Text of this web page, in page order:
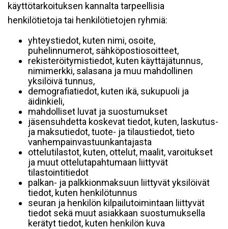
käyttötarkoituksen kannalta tarpeellisia
henkilötietoja tai henkilötietojen ryhmiä:
yhteystiedot, kuten nimi, osoite,
puhelinnumerot, sähköpostiosoitteet,
rekisteröitymistiedot, kuten käyttäjätunnus,
nimimerkki, salasana ja muu mahdollinen
yksilöivä tunnus,
demografiatiedot, kuten ikä, sukupuoli ja
äidinkieli,
mahdolliset luvat ja suostumukset
jäsensuhdetta koskevat tiedot, kuten, laskutus-
ja maksutiedot, tuote- ja tilaustiedot, tieto
vanhempainvastuunkantajasta
ottelutilastot, kuten, ottelut, maalit, varoitukset
ja muut ottelutapahtumaan liittyvät
tilastointitiedot
palkan- ja palkkionmaksuun liittyvät yksilöivät
tiedot, kuten henkilötunnus
seuran ja henkilön kilpailutoimintaan liittyvät
tiedot sekä muut asiakkaan suostumuksella
kerätyt tiedot, kuten henkilön kuva